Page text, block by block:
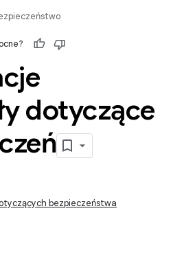
dotyczące
bezpieczeństwa